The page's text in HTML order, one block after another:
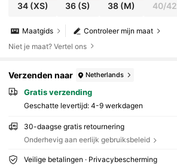
34(XS) 36 (S) 38(M) 40/42
Controleer mijn maat
Maatgids
Niet je maat? Vertel ons
Verzenden naar Netherlands
Gratis verzending
Geschatte levertijd: 4-9 werkdagen
30-daagse gratis retournering
Onderhevig aan eerlijk gebruiksbeleid
Veilige betalingen · Privacybescherming